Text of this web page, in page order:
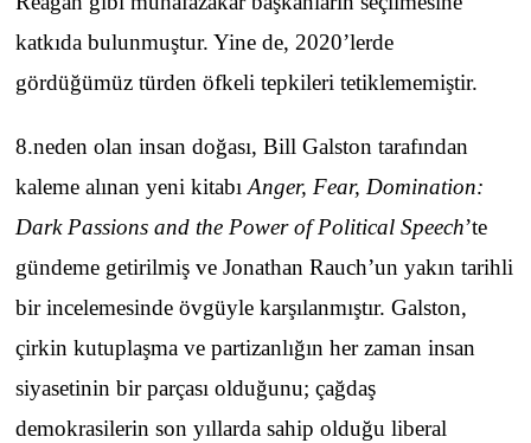
katkıda bulunmuştur. Yine de, 2020’lerde
gördüğümüz türden öfkeli tepkileri tetiklememiştir.
8.neden olan insan doğası, Bill Galston tarafından
kaleme alınan yeni kitabıAnger, Fear, Domination:
Dark Passions and the Power of Political Speech’te
gündeme getirilmiş ve Jonathan Rauch’un yakın tarihli
bir incelemesinde övgüyle karşılanmıştır. Galston,
çirkin kutuplaşma ve partizanlığın her zaman insan
siyasetinin bir parçası olduğunu; çağdaş
demokrasilerin son yıllarda sahip olduğu liberal